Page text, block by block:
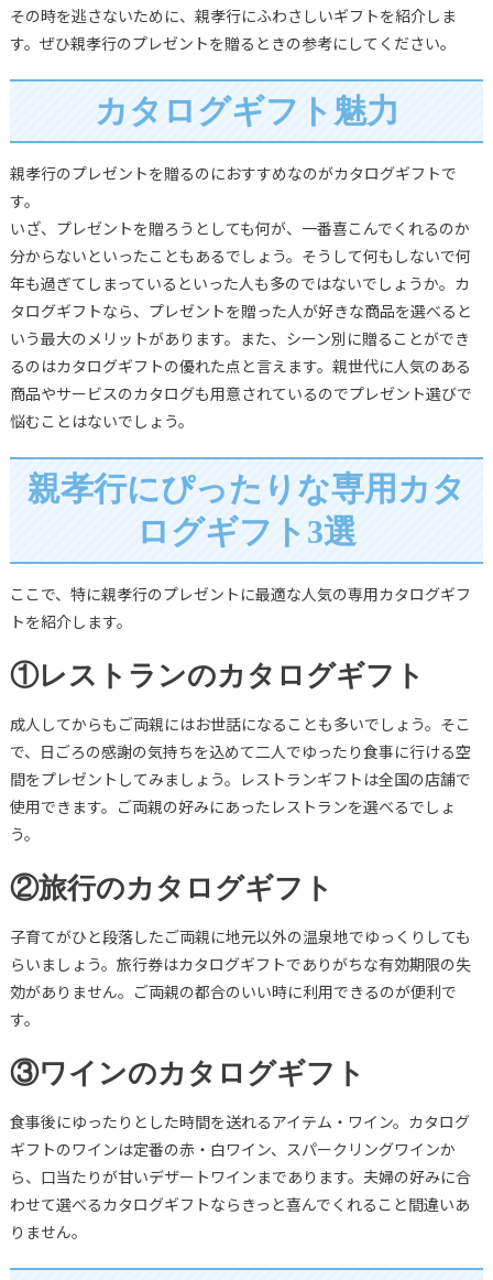
その時を逃さないために、親孝行にふわさしいギフトを紹介しま
す。ぜひ親孝行のプレゼントを贈るときの参考にしてください。
カタログギフト魅力
親孝行のプレゼントを贈るのにおすすめなのがカタログギフトで
す。
いざ、プレゼントを贈ろうとしても何が、一番喜こんでくれるのか
分からないといったこともあるでしょう。そうして何もしないで何
年も過ぎてしまっているといった人も多のではないでしょうか。カ
タログギフトなら、プレゼントを贈った人が好きな商品を選べると
いう最大のメリットがあります。また、シーン別に贈ることができ
るのはカタログギフトの優れた点と言えます。親世代に人気のある
商品やサービスのカタログも用意されているのでプレゼント選びで
悩むことはないでしょう。
親孝行にぴったりな専用カタ
ログギフト3選
ここで、特に親孝行のプレゼントに最適な人気の専用カタログギフ
トを紹介します。
①レストランのカタログギフト
成人してからもご両親にはお世話になることも多いでしょう。そこ
で、日ごろの感謝の気持ちを込めて二人でゆったり食事に行ける空
間をプレゼントしてみましょう。レストランギフトは全国の店舗で
使用できます。ご両親の好みにあったレストランを選べるでしょ
う。
②旅行のカタログギフト
子育てがひと段落したご両親に地元以外の温泉地でゆっくりしても
らいましょう。旅行券はカタログギフトでありがちな有効期限の失
効がありません。ご両親の都合のいい時に利用できるのが便利で
す。
③ワインのカタログギフト
食事後にゆったりとした時間を送れるアイテム・ワイン。カタログ
ギフトのワインは定番の赤・白ワイン、スパークリングワインか
ら、口当たりが甘いデザートワインまであります。夫婦の好みに合
わせて選べるカタログギフトならきっと喜んでくれること間違いあ
りません。